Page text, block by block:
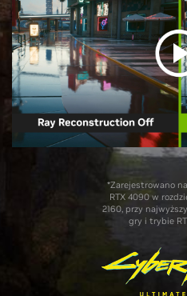
*Zarejestrowano
RTX 4090 w
2160, przy
gry i trybie